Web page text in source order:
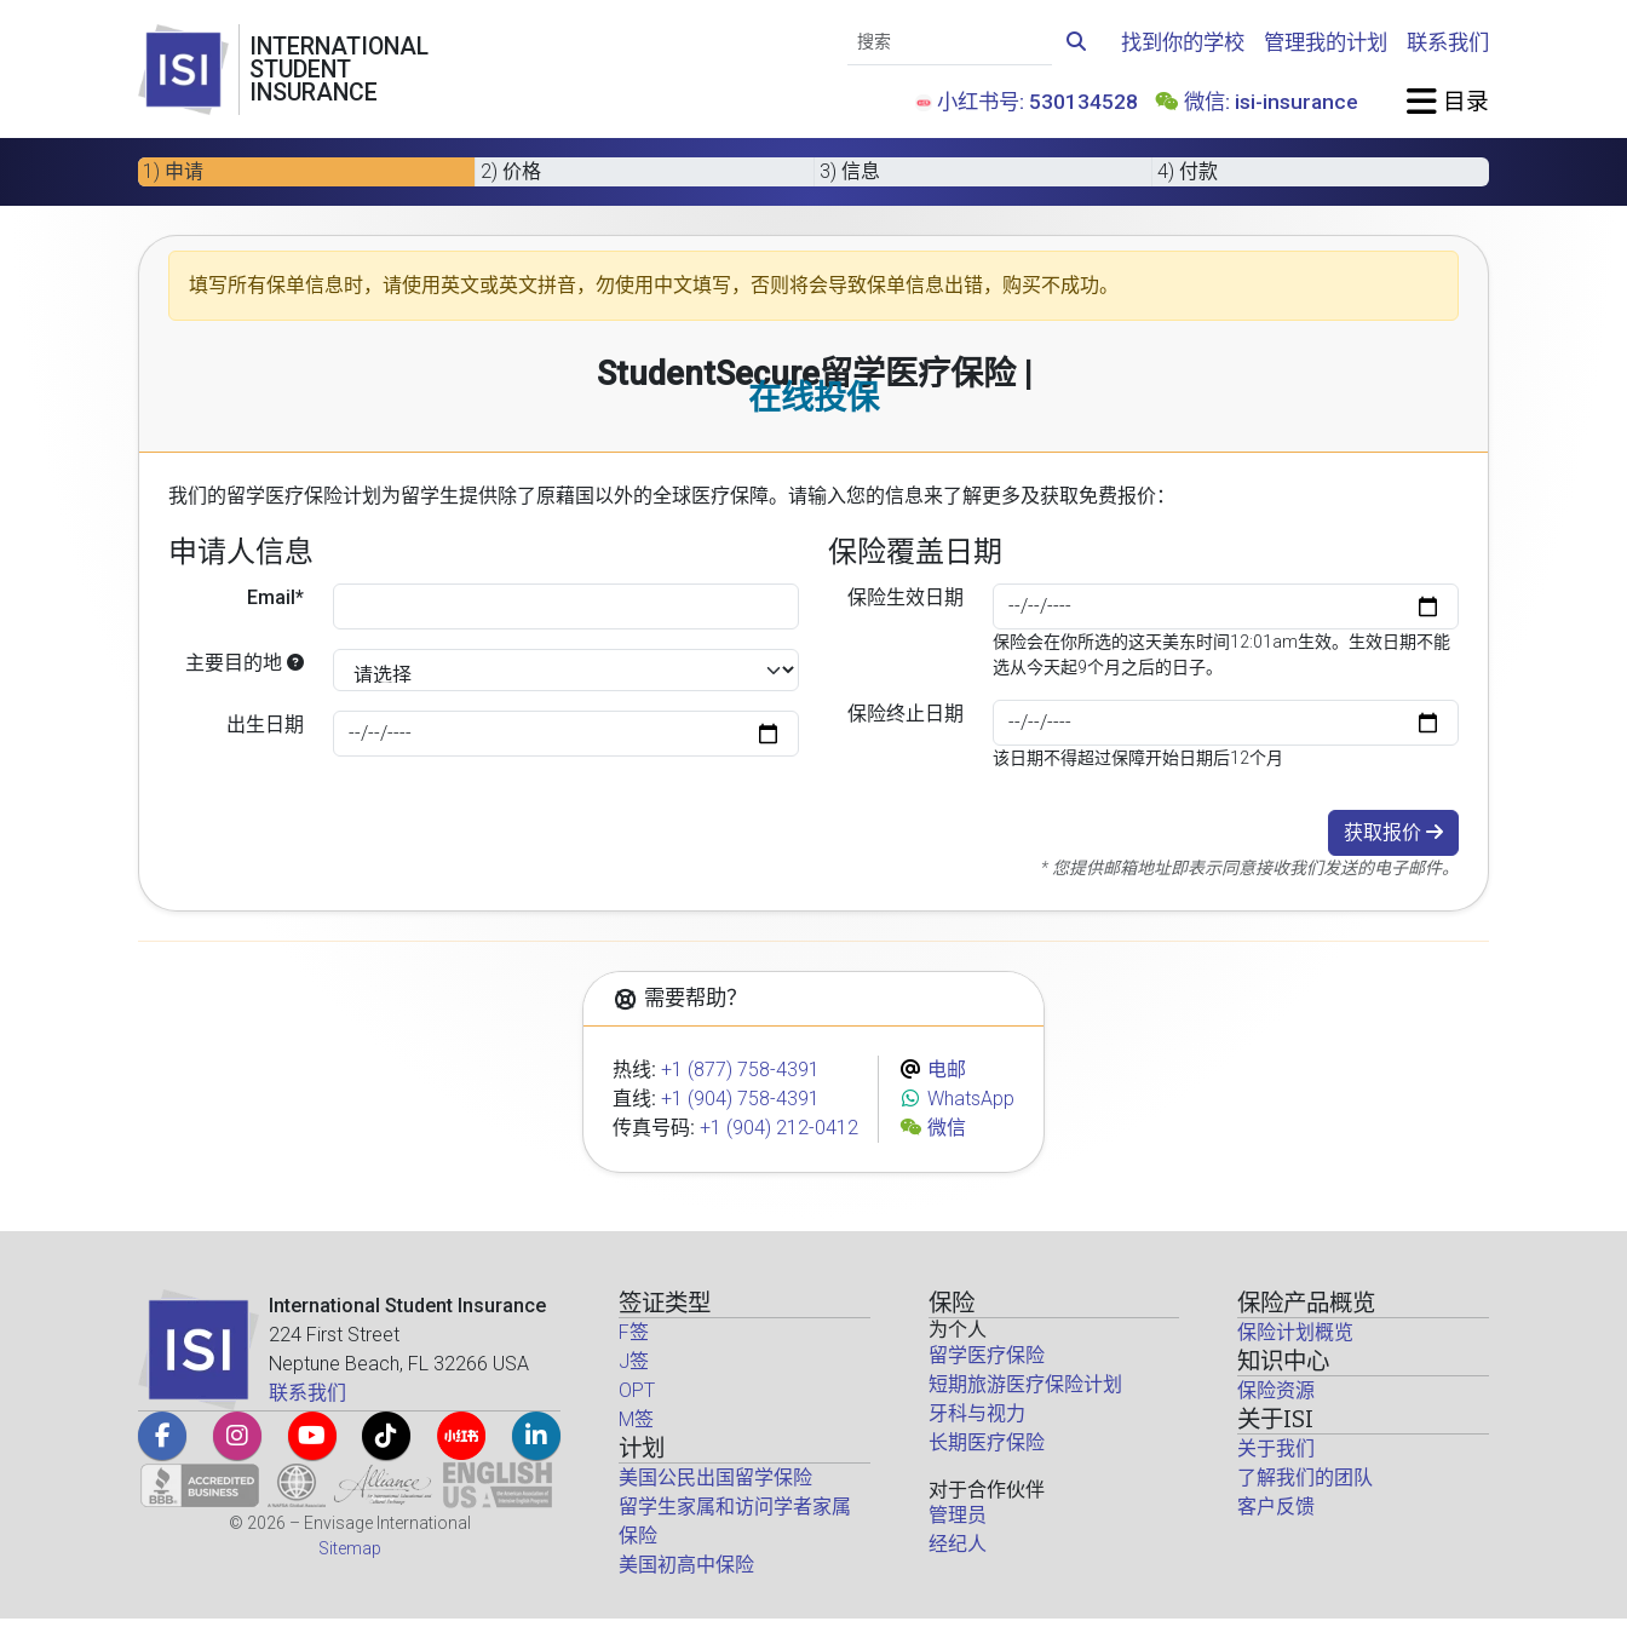
INTERNATIONAL
STUDENT
INSURANCE
找到你的学校 管理我的计划 联系我们
小红书号: 530134528 微信: isi-insurance 目录
1) 申请 2) 价格 3) 信息 4) 付款
填写所有保单信息时，请使用 英文或英文拼音，勿使用中文填写，否则将会导致保单信息出错，购买不成功。
StudentSecure留学医疗保险 |
在线投保
我们的留学医疗保险计划 为留学生提供除了原藉国以外的全球医疗保障。请输入您的信息来了解更多及获取免费报价：
申请人信息
Email*
主要目的地
出生日期
保险覆盖日期
保险生效日期
保险会在你所选的这天美东时间12:01am生效。生效日期不能
选从今天起9个月之后的日子。
保险终止日期
该日期不得超过保障开始日期后12个月
获取报价
* 您提供邮箱地址即表示同意接收我们发送的电子邮件。
需要帮助？
热线: +1 (877) 758-4391
直线: +1 (904) 758-4391
传真号码: +1 (904) 212-0412
电邮
WhatsApp
微信
International Student Insurance
224 First Street
Neptune Beach, FL 32266 USA
联系我们
© 2026 – Envisage International
Sitemap
签证类型
F签
J签
OPT
M签
计划
美国公民出国留学保险
留学生家属和访问学者家属
保险
美国初高中保险
保险
为个人
留学医疗保险
短期旅游医疗保险计划
牙科与视力
长期医疗保险
对于合作伙伴
管理员
经纪人
保险产品概览
保险计划概览
知识中心
保险资源
关于ISI
关于我们
了解我们的团队
客户反馈